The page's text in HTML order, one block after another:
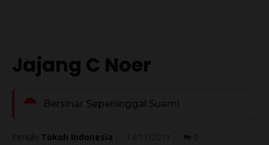
Jajang C Noer
Bersinar Sepeninggal Suami
Tokoh Indonesia